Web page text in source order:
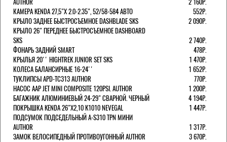
КАМЕРА KENDA 27,5"Х 2.0-2.35", 52/58-584 АВТО
552Р.
КРЫЛО ЗАДНЕЕ БЫСТРОСЪЕМНОЕ DASHBLADE SKS
2 090Р.
КРЫЛО 26" ПЕРЕДНЕЕ БЫСТРОСЪЕМНОЕ DASHBOARD
SKS
2 740Р.
ФОНАРЬ ЗАДНИЙ SMART
478Р.
КРЫЛЬЯ 20'' HIGHTREK JUNIOR SET SKS
1 470Р.
КОЛЕСА БАЛАНСИРНЫЕ 16-24''
1 652Р.
ТУКЛИПСЫ APD-TC313 AUTHOR
770Р.
НАСОС AAP JET MINI COMPOSITE 120PSI. AUTHOR
1 200Р.
БАГАЖНИК АЛЮМИНИЕВЫЙ 24-29" СВАРНОЙ. ЧЕРНЫЙ
4 194Р.
ПОКРЫШКА KENDA 26"Х2,10 K1010 NEVEGAL
1 447Р.
ПОДСУМОК ПОДСЕДЕЛЬНЫЙ A-S310 TPN МИНИ
AUTHOR
1 317Р.
ЗАМОК ВЕЛОСИПЕДНЫЙ ПРОТИВОУГОННЫЙ AUTHOR
3 670Р.